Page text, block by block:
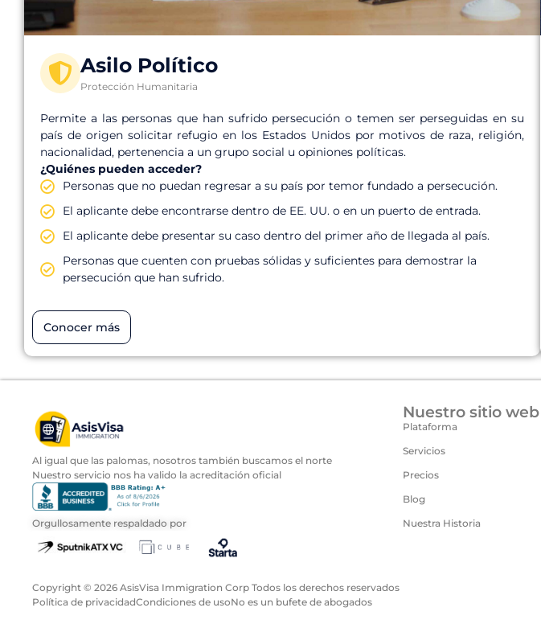
Asilo Político
Protección Humanitaria
Permite a las personas que han sufrido persecución o temen ser perseguidas en su
país de origen solicitar refugio en los Estados Unidos por motivos de raza, religión,
nacionalidad, pertenencia a un grupo social u opiniones políticas.
¿Quiénes pueden acceder?
Personas que no puedan regresar a su país por temor fundado a persecución.
El aplicante debe encontrarse dentro de EE. UU. o en un puerto de entrada.
El aplicante debe presentar su caso dentro del primer año de llegada al país.
Personas que cuenten con pruebas sólidas y suficientes para demostrar la
persecución que han sufrido.
Conocer más
Al igual que las palomas, nosotros también buscamos el norte
Nuestro servicio nos ha valido la acreditación oficial
Orgullosamente respaldado por
Nuestro sitio web
Plataforma
Servicios
Precios
Blog
Nuestra Historia
Copyright © 2026 AsisVisa Immigration Corp Todos los derechos reservados
Política de privacidadCondiciones de usoNo es un bufete de abogados